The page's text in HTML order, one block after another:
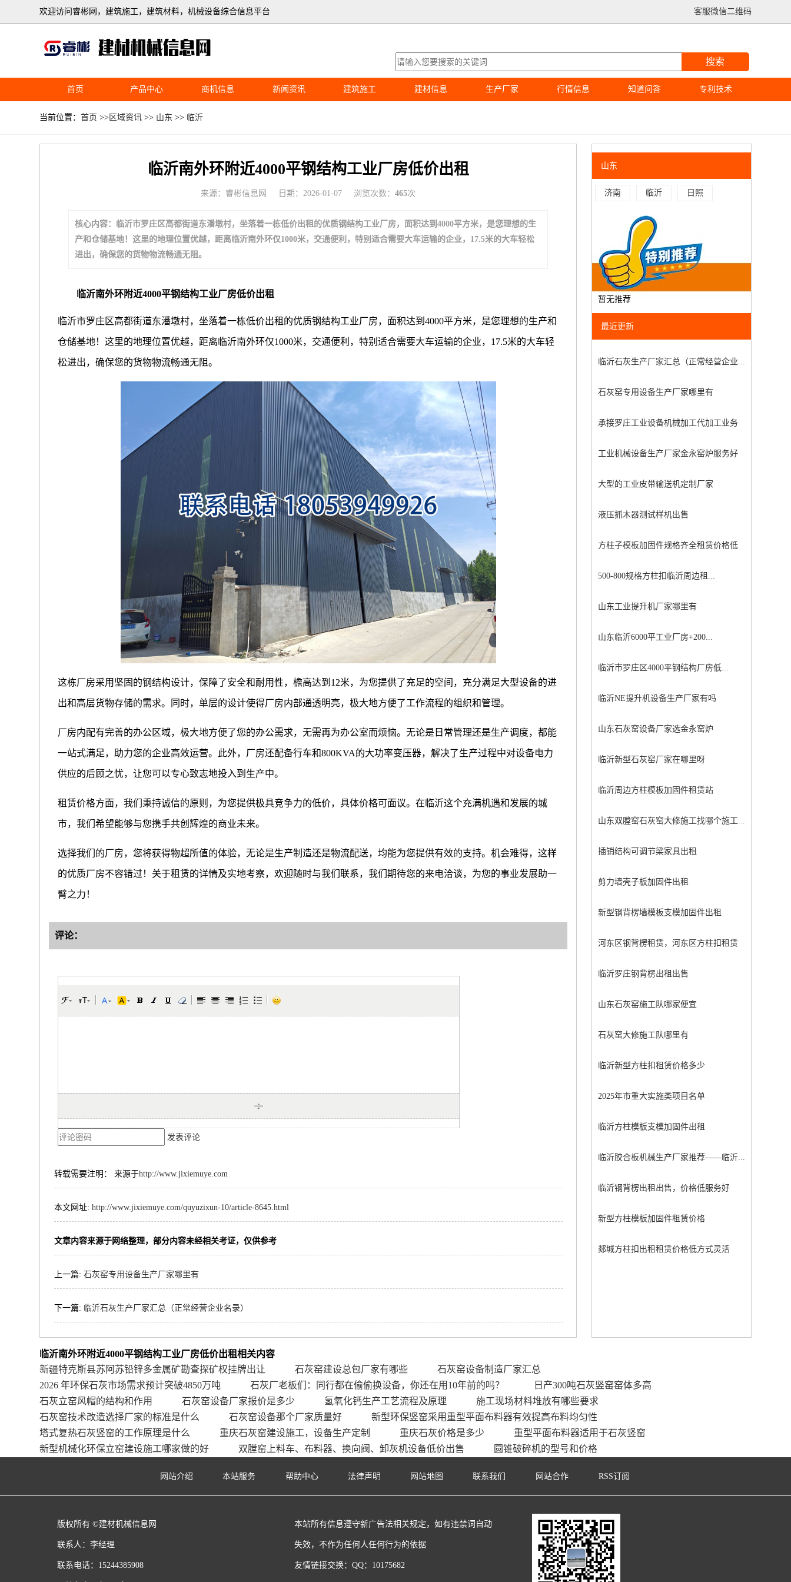
客服微信二维码
欢迎访问睿彬网，建筑施工，建筑材料，机械设备综合信息平台
搜索
首页 产品中心 商机信息 新闻资讯 建筑施工 建材信息 生产厂家 行情信息 知道问答 专利技术
当前位置：首页 >> 区域资讯 >> 山东 >> 临沂
临沂南外环附近4000平钢结构工业厂房低价出租
来源：睿彬信息网 日期：2026-01-07 浏览次数：465次
核心内容：临沂市罗庄区高都街道东潘墩村，坐落着一栋低价出租的优质钢结构工业厂房，面积达到4000平方米，是您理想的生
产和仓储基地！这里的地理位置优越，距离临沂南外环仅1000米，交通便利，特别适合需要大车运输的企业，17.5米的大车轻松
进出，确保您的货物物流畅通无阻。
临沂南外环附近4000平钢结构工业厂房低价出租
临沂市罗庄区高都街道东潘墩村，坐落着一栋低价出租的优质钢结构工业厂房，面积达到4000平方米，是您理想的生产和
仓储基地！这里的地理位置优越，距离临沂南外环仅1000米，交通便利，特别适合需要大车运输的企业，17.5米的大车轻
松进出，确保您的货物物流畅通无阻。
这栋厂房采用坚固的钢结构设计，保障了安全和耐用性，檐高达到12米，为您提供了充足的空间，充分满足大型设备的进
出和高层货物存储的需求。同时，单层的设计使得厂房内部通透明亮，极大地方便了工作流程的组织和管理。
厂房内配有完善的办公区域，极大地方便了您的办公需求，无需再为办公室而烦恼。无论是日常管理还是生产调度，都能
一站式满足，助力您的企业高效运营。此外，厂房还配备行车和800KVA的大功率变压器，解决了生产过程中对设备电力
供应的后顾之忧，让您可以专心致志地投入到生产中。
租赁价格方面，我们秉持诚信的原则，为您提供极具竞争力的低价，具体价格可面议。在临沂这个充满机遇和发展的城
市，我们希望能够与您携手共创辉煌的商业未来。
选择我们的厂房，您将获得物超所值的体验，无论是生产制造还是物流配送，均能为您提供有效的支持。机会难得，这样
的优质厂房不容错过！关于租赁的详情及实地考察，欢迎随时与我们联系，我们期待您的来电洽谈，为您的事业发展助一
臂之力！
评论：
发表评论
转载需要注明： 来源于http://www.jixiemuye.com
本文网址:http://www.jixiemuye.com/quyuzixun-10/article-8645.html
文章内容来源于网络整理，部分内容未经相关考证，仅供参考
上一篇:石灰窑专用设备生产厂家哪里有
下一篇: 临沂石灰生产厂家汇总（正常经营企业名录）
山东
济南 临沂 日照
暂无推荐
最近更新
临沂石灰生产厂家汇总（正常经营企业...
石灰窑专用设备生产厂家哪里有
承接罗庄工业设备机械加工代加工业务
工业机械设备生产厂家金永窑炉服务好
大型的工业皮带输送机定制厂家
液压抓木器测试样机出售
方柱子模板加固件规格齐全租赁价格低
500-800规格方柱扣临沂周边租...
山东工业提升机厂家哪里有
山东临沂6000平工业厂房+200...
临沂市罗庄区4000平钢结构厂房低...
临沂NE提升机设备生产厂家有吗
山东石灰窑设备厂家选金永窑炉
临沂新型石灰窑厂家在哪里呀
临沂周边方柱模板加固件租赁站
山东双膛窑石灰窑大修施工找哪个施工...
插销结构可调节梁家具出租
剪力墙壳子板加固件出租
新型钢背楞墙模板支模加固件出租
河东区钢背楞租赁，河东区方柱扣租赁
临沂罗庄钢背楞出租出售
山东石灰窑施工队哪家便宜
石灰窑大修施工队哪里有
临沂新型方柱扣租赁价格多少
2025年市重大实施类项目名单
临沂方柱模板支模加固件出租
临沂胶合板机械生产厂家推荐——临沂...
临沂钢背楞出租出售，价格低服务好
新型方柱模板加固件租赁价格
郯城方柱扣出租租赁价格低方式灵活
临沂南外环附近4000平钢结构工业厂房低价出租相关内容
新疆特克斯县苏阿苏铅锌多金属矿勘查探矿权挂牌出让
石灰窑建设总包厂家有哪些
石灰窑设备制造厂家汇总
2026 年环保石灰市场需求预计突破4850万吨
石灰厂老板们：同行都在偷偷换设备，你还在用10年前的吗？
日产300吨石灰竖窑窑体多高
石灰立窑风帽的结构和作用
石灰窑设备厂家报价是多少 氢氧化钙生产工艺流程及原理
施工现场材料堆放有哪些要求
石灰窑技术改造选择厂家的标准是什么
石灰窑设备那个厂家质量好
新型环保竖窑采用重型平面布料器有效提高布料均匀性
塔式复热石灰竖窑的工作原理是什么
重庆石灰窑建设施工，设备生产定制 重庆石灰价格是多少
重型平面布料器适用于石灰竖窑
新型机械化环保立窑建设施工哪家做的好
双膛窑上料车、布料器、换向阀、卸灰机设备低价出售 圆锥破碎机的型号和价格
网站介绍 本站服务 帮助中心 法律声明 网站地图 联系我们 网站合作 RSS订阅
版权所有 ©建材机械信息网
联系人：李经理
联系电话：15244385908
本站所有信息遵守新广告法相关规定，如有违禁词自动
失效，不作为任何人任何行为的依据
友情链接交换：QQ：10175682